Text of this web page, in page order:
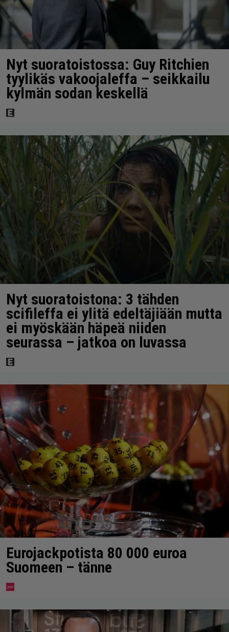
Nyt suoratoistossa: Guy Ritchien
tyylikäs vakoojaleffa – seikkailu
kylmän sodan keskellä
Nyt suoratoistona: 3 tähden
scifileffa ei ylitä edeltäjiään mutta
ei myöskään häpeä niiden
seurassa – jatkoa on luvassa
Eurojackpotista 80 000 euroa
Suomeen – tänne